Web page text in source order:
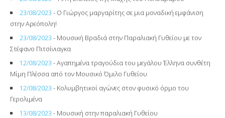
23/08/2023 - Ο Γιώργος μαργαρίτης σε μια μοναδική εμφάνιση
στην Αρεόπολη!
23/08/2023 - Μουσική Βραδιά στην Παραλιακή Γυθείου με τον
Στέφανο Πιτσίνιαγκα
12/08/2023 - Aγαπημένα τραγούδια του μεγάλου Έλληνα συνθέτη
Μίμη Πλέσσα από τον Μουσικό Όμιλο Γυθείου
12/08/2023 - Κολυμβητικοί αγώνες στον φυσικό όρμο του
Γερολιμένα
13/08/2023 - Μουσική στην παραλιακή Γυθείου